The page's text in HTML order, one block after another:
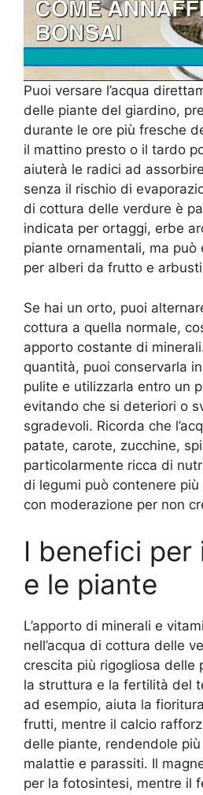
Puoi versare l’acqua
delle piante del giardino,
durante le ore più fresche
il mattino presto o il tardo
aiuterà le radici ad
senza il rischio di
di cottura delle verdure è
indicata per ortaggi, erbe
piante ornamentali, ma può
per alberi da frutto e
Se hai un orto, puoi
cottura a quella normale,
apporto costante di
quantità, puoi conservarla
pulite e utilizzarla entro un
evitando che si deteriori o
sgradevoli. Ricorda che
patate, carote, zucchine,
particolarmente ricca di
di legumi può contenere
con moderazione per non
I benefici per
e le piante
L’apporto di minerali e
nell’acqua di cottura delle
crescita più rigogliosa delle
la struttura e la fertilità del
ad esempio, aiuta la
frutti, mentre il calcio
delle piante, rendendole
malattie e parassiti. Il
per la fotosintesi, mentre il